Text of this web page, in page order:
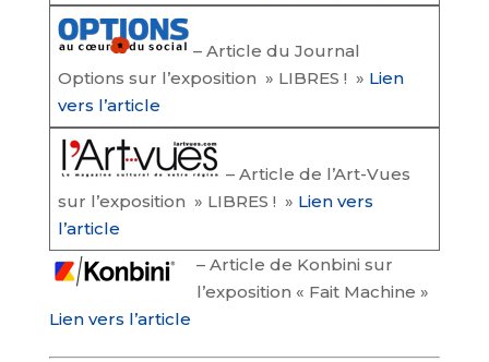
– Article du Journal
Options sur l’exposition » LIBRES ! » Lien
vers l’article
– Article de l’Art-Vues
sur l’exposition » LIBRES ! » Lien vers
l’article
– Article de Konbini sur
l’exposition « Fait Machine »
Lien vers l’article